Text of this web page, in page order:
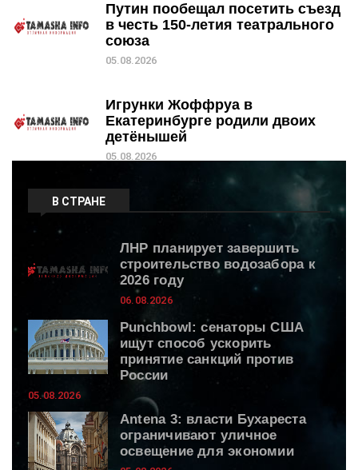
Путин пообещал посетить съезд
в честь 150-летия театрального
союза
05.08.2026
Игрунки Жоффруа в
Екатеринбурге родили двоих
детёнышей
05.08.2026
В СТРАНЕ
ЛНР планирует завершить
строительство водозабора к
2026 году
06.08.2026
Punchbowl: сенаторы США
ищут способ ускорить
принятие санкций против
России
05.08.2026
Antena 3: власти Бухареста
ограничивают уличное
освещение для экономии